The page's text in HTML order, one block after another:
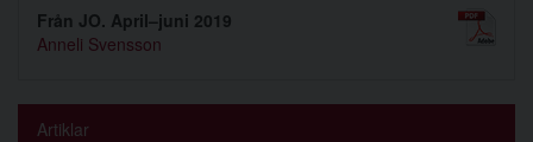
Från JO. April–juni 2019
Anneli Svensson
Artiklar